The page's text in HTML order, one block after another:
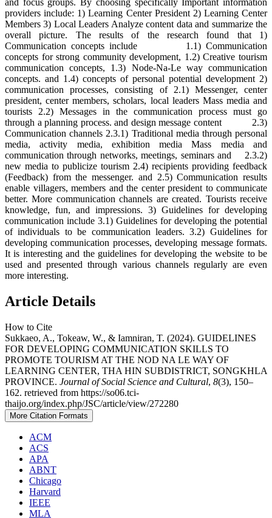
and focus groups. By choosing specifically Important information
providers include: 1) Learning Center President 2) Learning Center
Members 3) Local Leaders Analyze content data and summarize the
overall picture. The results of the research found that 1)
Communication concepts include 1.1) Communication
concepts for strong community development, 1.2) Creative tourism
communication concepts, 1.3) Node-Na-Le way communication
concepts. and 1.4) concepts of personal potential development 2)
communication processes, consisting of 2.1) Messenger, center
president, center members, scholars, local leaders Mass media and
tourists 2.2) Messages in the communication process must go
through a planning process. and design message content 2.3)
Communication channels 2.3.1) Traditional media through personal
media, activity media, exhibition media Mass media and
communication through networks, meetings, seminars and 2.3.2)
new media to publicize tourism 2.4) recipients providing feedback
(Feedback) from the messenger. and 2.5) Communication results
enable villagers, members and the center president to communicate
better. More communication channels are created. Tourists receive
knowledge, fun, and impressions. 3) Guidelines for developing
communication include 3.1) Guidelines for developing the potential
of individuals to be communication leaders. 3.2) Guidelines for
developing communication processes, developing message formats.
It is interesting and the guidelines for developing the website to be
used and presented through various channels regularly are even
more interesting.
Article Details
How to Cite
Sukkaeo, A., Tokeaw, W., & Iamniran, T. (2024). GUIDELINES
FOR DEVELOPING COMMUNICATION SKILLS TO
PROMOTE TOURISM AT THE NOD NA LE WAY OF
LEARNING CENTER, THA HIN SUBDISTRICT, SONGKHLA
PROVINCE. Journal of Social Science and Cultural, 8(3), 150–
162. retrieved from https://so06.tci-
thaijo.org/index.php/JSC/article/view/272280
More Citation Formats
ACM
ACS
APA
ABNT
Chicago
Harvard
IEEE
MLA